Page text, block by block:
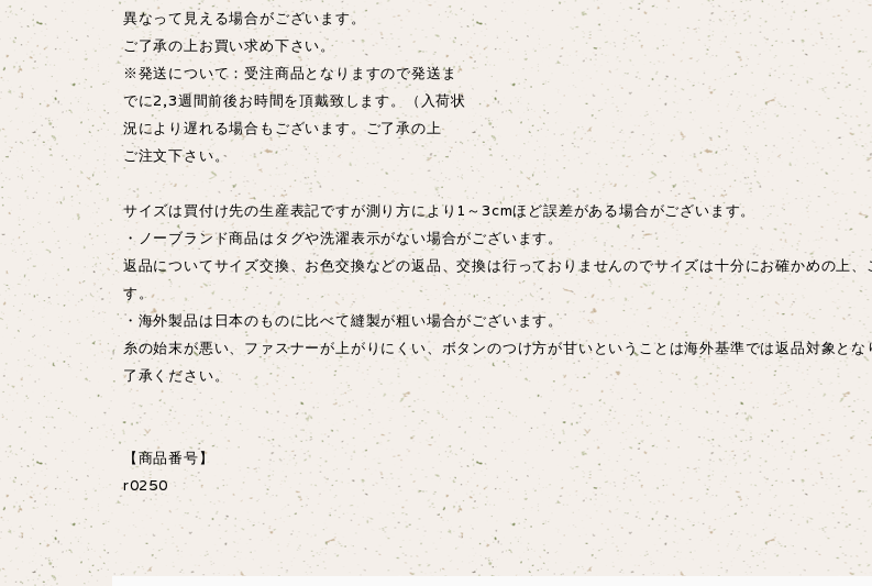
異なって見える場合がございます。
ご了承の上お買い求め下さい。
※発送について：受注商品となりますので発送ま
でに2,3週間前後お時間を頂戴致します。（入荷状
況により遅れる場合もございます。ご了承の上
ご注文下さい。
サイズは買付け先の生産表記ですが測り方により1～3cmほど誤差がある場合がございます。
・ノーブランド商品はタグや洗濯表示がない場合がございます。
返品についてサイズ交換、お色交換などの返品、交換は行っておりませんのでサイズは十分にお確かめの上、
す。
・海外製品は日本のものに比べて縫製が粗い場合がございます。
糸の始末が悪い、ファスナーが上がりにくい、ボタンのつけ方が甘いということは海外基準では返品対象と
了承ください。
【商品番号】
r0250